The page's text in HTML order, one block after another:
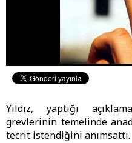
Yıldız, yaptığı
grevlerinin temelinde
tecrit istendiğini anımsattı.